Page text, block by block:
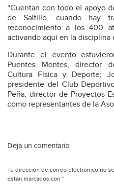
“Cuentan con todo el apoyo
de Saltillo, cuando hay
reconocimiento a los 400
activando aquí en la disciplina
Durante el evento
Puentes Montes, director
Cultura Física y Deporte;
presidente del Club
Peña, director de Proyectos
como representantes de la
Deja un comentario
Tu dirección de correo electrónico no
están marcados con *